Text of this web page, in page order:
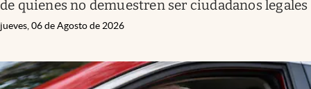
de quienes no demuestren ser ciudadanos legales
jueves, 06 de Agosto de 2026